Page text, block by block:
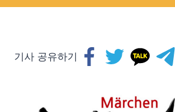
기사 공유하기